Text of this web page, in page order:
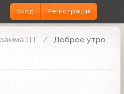
Вход Регистрация
ЦТ Доброе утро